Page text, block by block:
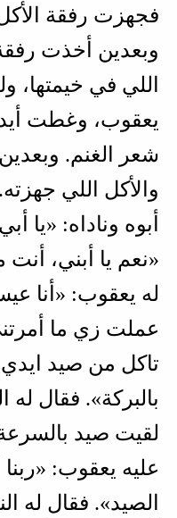
فجهزت رفقة الأكل
وبعدين أخذت
اللي في خيمتها،
يعقوب، وغطت
شعر الغنم.
والأكل اللي
أبوه وناداه: «يا
«نعم يا أبني،
له يعقوب: «أنا
عملت زي ما
تاكل من صيد
بالبركة». فقال
لقيت صيد
عليه يعقوب:
الصيد». فقال له